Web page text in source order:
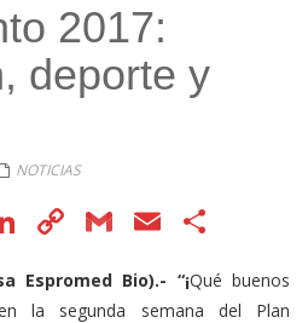
2017:
deporte y
NOTICIAS
LinkedIn
Copy
Link
GmailEmail
Espromed Bio).- “¡Qué buenos
la segunda semana del Plan